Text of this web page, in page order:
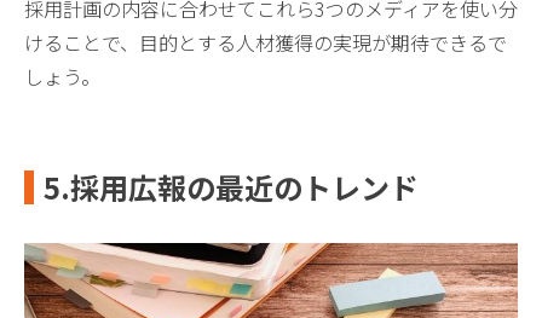
採用計画の内容に合わせてこれら3つのメディアを使い分
けることで、目的とする人材獲得の実現が期待できるで
しょう。
5.採用広報の最近のトレンド